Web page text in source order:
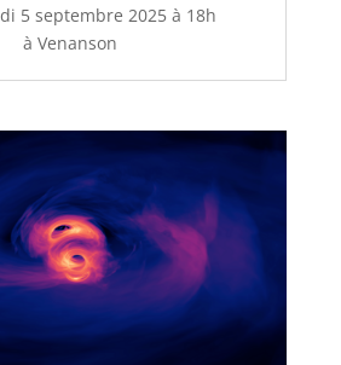
5 septembre 2025 à 18h
à Venanson